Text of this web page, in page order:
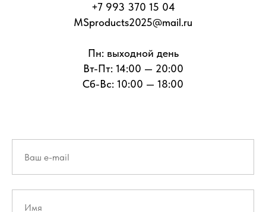
+7 993 370 15 04
MSproducts2025@mail.ru
Пн: выходной день
Вт-Пт: 14:00 — 20:00
Сб-Вс: 10:00 — 18:00